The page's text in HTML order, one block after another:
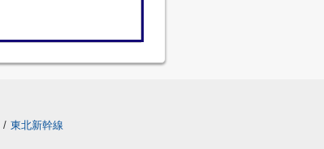
/ 東北新幹線